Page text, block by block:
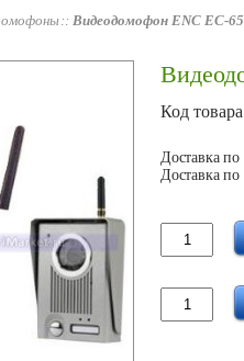
Видеодомофон ENC EC-
Код
Доставка по
Доставка